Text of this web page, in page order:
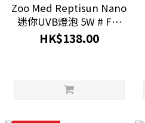
Zoo Med Reptisun Nano
迷你UVB燈泡 5W # FS-
CN
HK$138.00